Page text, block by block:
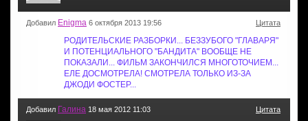
Добавил Enigma 6 октября 2013 19:56 Цитата
РОДИТЕЛЬСКИЕ РАЗБОРКИ... БЕЗЗУБОГО "ГЛАВАРЯ"
И ПОТЕНЦИАЛЬНОГО "БАНДИТА" ВООБЩЕ НЕ
ПОКАЗАЛИ... ФИЛЬМ ЗАКОНЧИЛСЯ МНОГОТОЧИЕМ...
ЕЛЕ ДОСМОТРЕЛА! СМОТРЕЛА ТОЛЬКО ИЗ-ЗА
ДЖОДИ ФОСТЕР...
Добавил Галина 18 мая 2012 11:03 Цитата